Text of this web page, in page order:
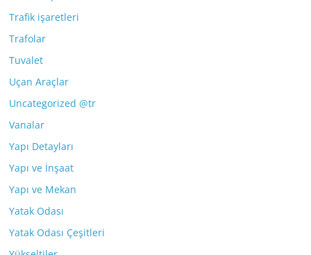
Trafik işaretleri
Trafolar
Tuvalet
Uçan Araçlar
Uncategorized @tr
Vanalar
Yapı Detayları
Yapı ve İnşaat
Yapı ve Mekan
Yatak Odası
Yatak Odası Çeşitleri